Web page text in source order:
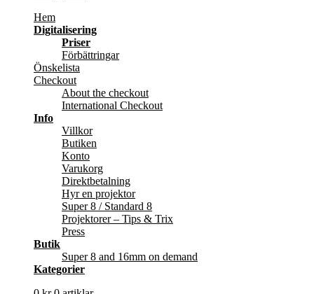
Hem
Digitalisering
Priser
Förbättringar
Önskelista
Checkout
About the checkout
International Checkout
Info
Villkor
Butiken
Konto
Varukorg
Direktbetalning
Hyr en projektor
Super 8 / Standard 8
Projektorer – Tips & Trix
Press
Butik
Super 8 and 16mm on demand
Kategorier